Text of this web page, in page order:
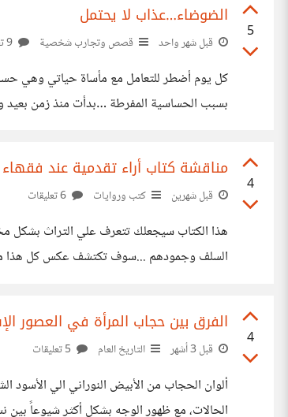
5
الضوضاء…عذاب لا يحتمل
قبل شهر واحد قصص وتجارب شخصية
كل يوم أضطر للتعامل مع مأساة حياتي وهي
بسبب الحساسية المفرطة …بدأت منذ زمن بعيد
4
مناقشة كتاب أراء تقدمية عند
قبل شهرين كتب وروايات
هذا الكتاب سيجعلك تتعرف علي التراث بشكل
السلف وجمودهم ...سوف تكتشف عكس كل هذا من
4
الفرق بين حجاب المرأة في العصور
قبل 3 أشهر التاريخ العام
ألوان الحجاب من الأبيض النوراني الي الأسود
الحالات، مع ظهور الوجه بشكل أكثر شيوعاً بين